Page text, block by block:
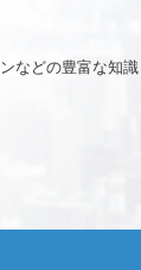
などの豊富な知